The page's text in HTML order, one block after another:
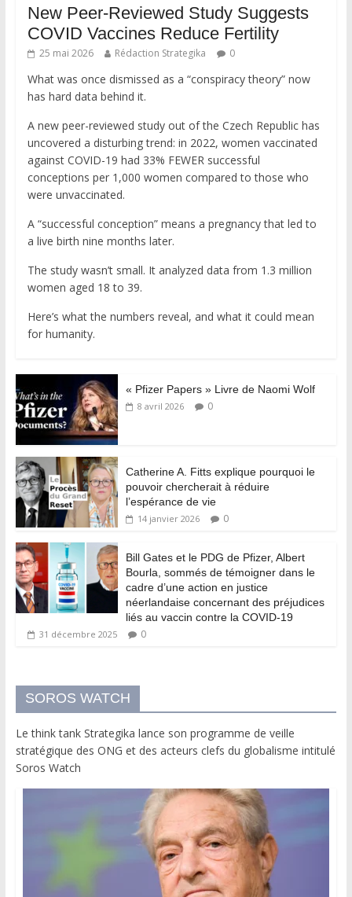
New Peer-Reviewed Study Suggests
COVID Vaccines Reduce Fertility
25 mai 2026 Rédaction Strategika 0
What was once dismissed as a “conspiracy theory” now
has hard data behind it.
A new peer-reviewed study out of the Czech Republic has
uncovered a disturbing trend: in 2022, women vaccinated
against COVID-19 had 33% FEWER successful
conceptions per 1,000 women compared to those who
were unvaccinated.
A “successful conception” means a pregnancy that led to
a live birth nine months later.
The study wasn’t small. It analyzed data from 1.3 million
women aged 18 to 39.
Here’s what the numbers reveal, and what it could mean
for humanity.
« Pfizer Papers » Livre de Naomi Wolf
8 avril 2026 0
Catherine A. Fitts explique pourquoi le
pouvoir chercherait à réduire
l’espérance de vie
14 janvier 2026 0
Bill Gates et le PDG de Pfizer, Albert
Bourla, sommés de témoigner dans le
cadre d’une action en justice
néerlandaise concernant des préjudices
liés au vaccin contre la COVID-19
31 décembre 2025 0
SOROS WATCH
Le think tank Strategika lance son programme de veille
stratégique des ONG et des acteurs clefs du globalisme intitulé
Soros Watch